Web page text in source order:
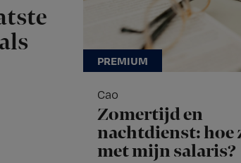
Cao
Zomertijd en
nachtdienst: hoe
met mijn salaris?